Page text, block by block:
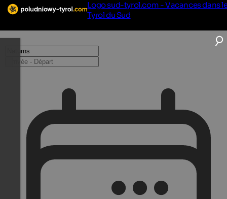
Logo sud-tyrol.com - Vacances dans
Tyrol du Sud